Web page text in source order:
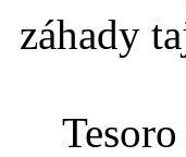
záhady